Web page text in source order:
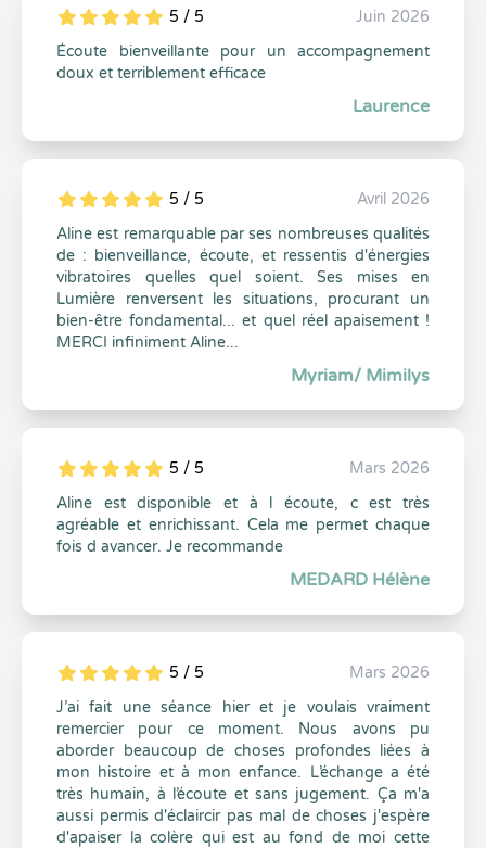
5
1
5
0 5 / 5
Juin 2026
Écoute bienveillante pour un accompagnement
doux et terriblement efficace
Laurence
5
1
5
0 5 / 5
Avril 2026
Aline est remarquable par ses nombreuses qualités
de : bienveillance, écoute, et ressentis d'énergies
vibratoires quelles quel soient. Ses mises en
Lumière renversent les situations, procurant un
bien-être fondamental... et quel réel apaisement !
MERCI infiniment Aline...
Myriam/ Mimilys
5
1
5
0 5 / 5
Mars 2026
Aline est disponible et à l écoute, c est très
agréable et enrichissant. Cela me permet chaque
fois d avancer. Je recommande
MEDARD Hélène
5
1
5
0 5 / 5
Mars 2026
J’ai fait une séance hier et je voulais vraiment
remercier pour ce moment. Nous avons pu
aborder beaucoup de choses profondes liées à
mon histoire et à mon enfance. L’échange a été
très humain, à l’écoute et sans jugement. Ça m'a
aussi permis d'éclaircir pas mal de choses j'espère
d'apaiser la colère qui est au fond de moi cette